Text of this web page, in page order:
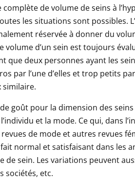
complète de volume de seins à
les situations sont possibles. L’
réservée à donner du
volume d’un sein est toujours
que deux personnes ayant les
par l’une d’elles et trop petits
goût pour la dimension des
et la mode. Ce qui, dans
de mode et autres revues
normal et satisfaisant dans les
de sein. Les variations peuvent
sociétés, etc.